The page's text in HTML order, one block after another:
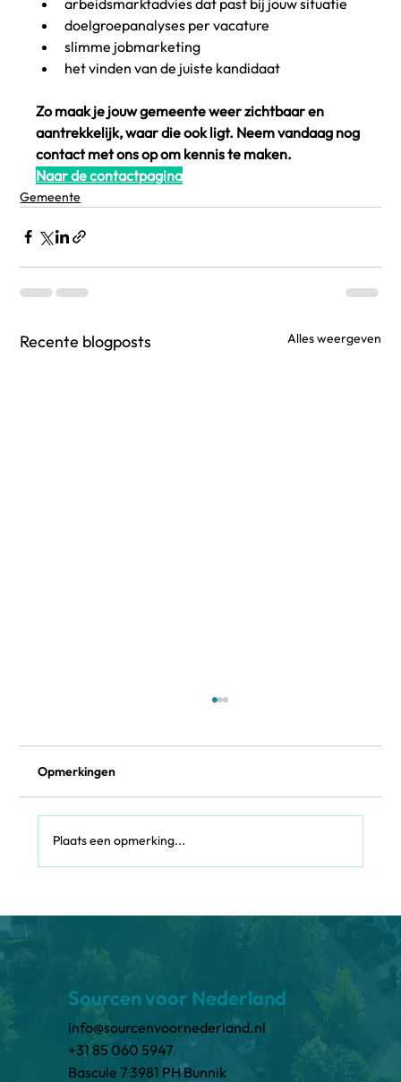
doelgroepanalyses per vacature
slimme jobmarketing
het vinden van de juiste kandidaat
Zo maak je jouw gemeente weer zichtbaar en
aantrekkelijk, waar die ook ligt. Neem vandaag nog
contact met ons op om kennis te maken.
Naar de contactpagina
Gemeente
Recente blogposts Alles weergeven
werven in de publieke sector
Opmerkingen
Plaats een opmerking...
Sourcen voor Nederland
info@sourcenvoornederland.nl
+31 85 060 5947
Bascule 7 3981 PH Bunnik